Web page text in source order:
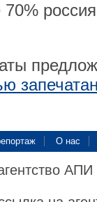
70%
О нас